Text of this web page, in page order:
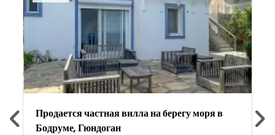
Продается частная вилла на берегу моря в
Бодруме, Гюндоган